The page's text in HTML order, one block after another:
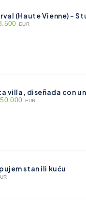
(Haute Vienne) -
EUR
villa, diseñada con
EUR
stan ili kuću